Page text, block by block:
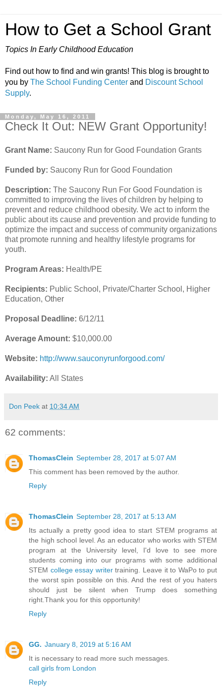
How to Get a School Grant
Topics In Early Childhood Education
Find out how to find and win grants! This blog is brought to
you by The School Funding Center and Discount School
Supply.
Monday, May 16, 2011
Check It Out: NEW Grant Opportunity!
Grant Name: Saucony Run for Good Foundation Grants
Funded by: Saucony Run for Good Foundation
Description: The Saucony Run For Good Foundation is
committed to improving the lives of children by helping to
prevent and reduce childhood obesity. We act to inform the
public about its cause and prevention and provide funding to
optimize the impact and success of community organizations
that promote running and healthy lifestyle programs for
youth.
Program Areas: Health/PE
Recipients: Public School, Private/Charter School, Higher
Education, Other
Proposal Deadline: 6/12/11
Average Amount: $10,000.00
Website: http://www.sauconyrunforgood.com/
Availability: All States
Don Peek at 10:34 AM
62 comments:
ThomasClein September 28, 2017 at 5:07 AM
This comment has been removed by the author.
Reply
ThomasClein September 28, 2017 at 5:13 AM
Its actually a pretty good idea to start STEM programs at
the high school level. As an educator who works with STEM
program at the University level, I'd love to see more
students coming into our programs with some additional
STEM college essay writertraining. Leave it to WaPo to put
the worst spin possible on this. And the rest of you haters
should just be silent when Trump does something
right.Thank you for this opportunity!
Reply
GG. January 8, 2019 at 5:16 AM
It is necessary to read more such messages.
call girls from London
Reply